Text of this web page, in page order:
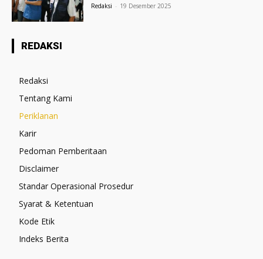
Redaksi - 19 Desember 2025
REDAKSI
Redaksi
Tentang Kami
Periklanan
Karir
Pedoman Pemberitaan
Disclaimer
Standar Operasional Prosedur
Syarat & Ketentuan
Kode Etik
Indeks Berita